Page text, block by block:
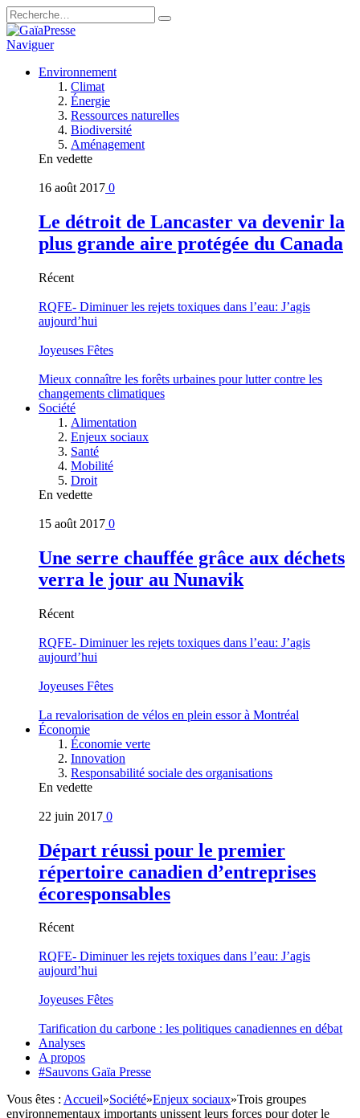
Naviguer
Environnement
Climat
Énergie
Ressources naturelles
Biodiversité
Aménagement
En vedette
16 août 2017 0
Le détroit de Lancaster va devenir la
plus grande aire protégée du Canada
Récent
RQFE- Diminuer les rejets toxiques dans l’eau: J’agis
aujourd’hui
Joyeuses Fêtes
Mieux connaître les forêts urbaines pour lutter contre les
changements climatiques
Société
Alimentation
Enjeux sociaux
Santé
Mobilité
Droit
En vedette
15 août 2017 0
Une serre chauffée grâce aux déchets
verra le jour au Nunavik
Récent
RQFE- Diminuer les rejets toxiques dans l’eau: J’agis
aujourd’hui
Joyeuses Fêtes
La revalorisation de vélos en plein essor à Montréal
Économie
Économie verte
Innovation
Responsabilité sociale des organisations
En vedette
22 juin 2017 0
Départ réussi pour le premier
répertoire canadien d’entreprises
écoresponsables
Récent
RQFE- Diminuer les rejets toxiques dans l’eau: J’agis
aujourd’hui
Joyeuses Fêtes
Tarification du carbone : les politiques canadiennes en débat
Analyses
A propos
#Sauvons Gaïa Presse
Vous êtes : Accueil»Société»Enjeux sociaux»Trois groupes
environnementaux importants unissent leurs forces pour doter le